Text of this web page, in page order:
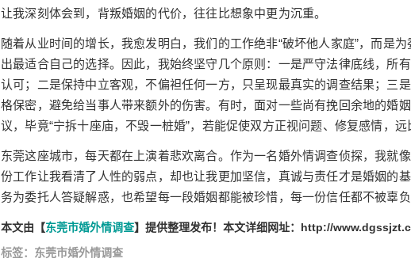
让我深刻体会到，背叛婚姻的代价，往往比想象中更为沉重。
随着从业时间的增长，我愈发明白，我们的工作绝非“破坏他人家庭”，而是
出最适合自己的选择。因此，我始终坚守几个原则：一是严守法律底线，所
认可；二是保持中立客观，不偏袒任何一方，只呈现最真实的调查结果；三
格保密，避免给当事人带来额外的伤害。有时，面对一些尚有挽回余地的婚
议，毕竟“宁拆十座庙，不毁一桩婚”，若能促使双方正视问题、修复感情，远
东莞这座城市，每天都在上演着悲欢离合。作为一名婚外情调查侦探，我就
份工作让我看清了人性的弱点，却也让我更加坚信，真诚与责任才是婚姻的
务为委托人答疑解惑，也希望每一段婚姻都能被珍惜，每一份信任都不被辜负
本文由【东莞市婚外情调查】提供整理发布！本文详细网址：http://
标签：东莞市婚外情调查